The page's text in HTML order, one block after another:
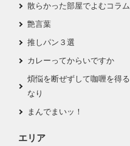
散らかった部屋でよむコラム
艶言葉
推しパン３選
カレーってからいですか
煩悩を断ぜずして咖喱を得る
なり
まんでまいッ！
エリア